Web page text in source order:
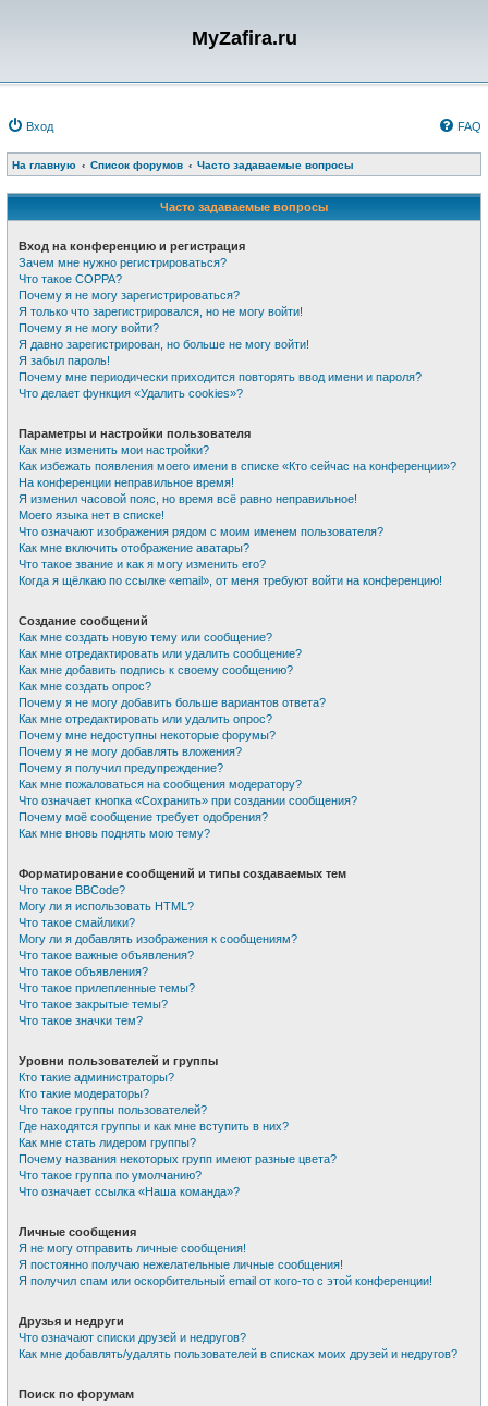
MyZafira.ru
Вход FAQ
На главную Список форумов Часто задаваемые вопросы
Часто задаваемые вопросы
Вход на конференцию и регистрация
Зачем мне нужно регистрироваться?
Что такое COPPA?
Почему я не могу зарегистрироваться?
Я только что зарегистрировался, но не могу войти!
Почему я не могу войти?
Я давно зарегистрирован, но больше не могу войти!
Я забыл пароль!
Почему мне периодически приходится повторять ввод имени и пароля?
Что делает функция «Удалить cookies»?
Параметры и настройки пользователя
Как мне изменить мои настройки?
Как избежать появления моего имени в списке «Кто сейчас на конференции»?
На конференции неправильное время!
Я изменил часовой пояс, но время всё равно неправильное!
Моего языка нет в списке!
Что означают изображения рядом с моим именем пользователя?
Как мне включить отображение аватары?
Что такое звание и как я могу изменить его?
Когда я щёлкаю по ссылке «email», от меня требуют войти на конференцию!
Создание сообщений
Как мне создать новую тему или сообщение?
Как мне отредактировать или удалить сообщение?
Как мне добавить подпись к своему сообщению?
Как мне создать опрос?
Почему я не могу добавить больше вариантов ответа?
Как мне отредактировать или удалить опрос?
Почему мне недоступны некоторые форумы?
Почему я не могу добавлять вложения?
Почему я получил предупреждение?
Как мне пожаловаться на сообщения модератору?
Что означает кнопка «Сохранить» при создании сообщения?
Почему моё сообщение требует одобрения?
Как мне вновь поднять мою тему?
Форматирование сообщений и типы создаваемых тем
Что такое BBCode?
Могу ли я использовать HTML?
Что такое смайлики?
Могу ли я добавлять изображения к сообщениям?
Что такое важные объявления?
Что такое объявления?
Что такое прилепленные темы?
Что такое закрытые темы?
Что такое значки тем?
Уровни пользователей и группы
Кто такие администраторы?
Кто такие модераторы?
Что такое группы пользователей?
Где находятся группы и как мне вступить в них?
Как мне стать лидером группы?
Почему названия некоторых групп имеют разные цвета?
Что такое группа по умолчанию?
Что означает ссылка «Наша команда»?
Личные сообщения
Я не могу отправить личные сообщения!
Я постоянно получаю нежелательные личные сообщения!
Я получил спам или оскорбительный email от кого-то с этой конференции!
Друзья и недруги
Что означают списки друзей и недругов?
Как мне добавлять/удалять пользователей в списках моих друзей и недругов?
Поиск по форумам